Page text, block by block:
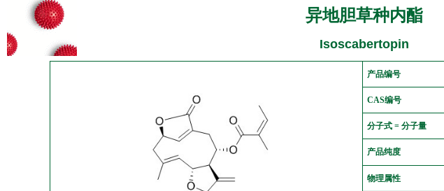
异地胆草种内酯
Isoscabertopin
产品编号
CAS编号
分子式 = 分子量
产品纯度
物理属性